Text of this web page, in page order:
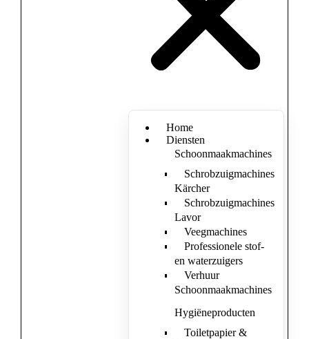
Home
Diensten
Schoonmaakmachines
Schrobzuigmachines
Kärcher
Schrobzuigmachines
Lavor
Veegmachines
Professionele stof-
en waterzuigers
Verhuur
Schoonmaakmachines
Hygiëneproducten
Toiletpapier &